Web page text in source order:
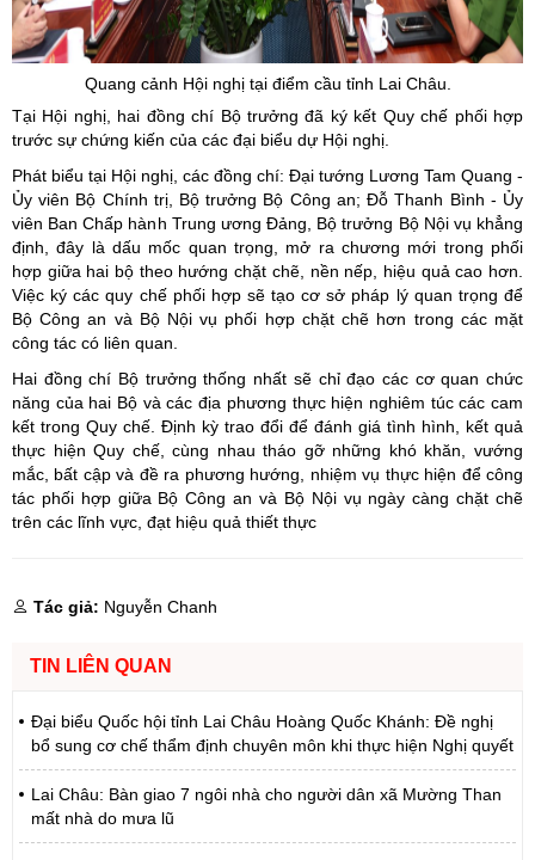
Quang cảnh Hội nghị tại điểm cầu tỉnh Lai Châu.
Tại Hội nghị, hai đồng chí Bộ trưởng đã ký kết Quy chế phối hợp
trước sự chứng kiến của các đại biểu dự Hội nghị.
Phát biểu tại Hội nghị, các đồng chí: Đại tướng Lương Tam Quang -
Ủy viên Bộ Chính trị, Bộ trưởng Bộ Công an; Đỗ Thanh Bình - Ủy
viên Ban Chấp hành Trung ương Đảng, Bộ trưởng Bộ Nội vụ khẳng
định, đây là dấu mốc quan trọng, mở ra chương mới trong phối
hợp giữa hai bộ theo hướng chặt chẽ, nền nếp, hiệu quả cao hơn.
Việc ký các quy chế phối hợp sẽ tạo cơ sở pháp lý quan trọng để
Bộ Công an và Bộ Nội vụ phối hợp chặt chẽ hơn trong các mặt
công tác có liên quan.
Hai đồng chí Bộ trưởng thống nhất sẽ chỉ đạo các cơ quan chức
năng của hai Bộ và các địa phương thực hiện nghiêm túc các cam
kết trong Quy chế. Định kỳ trao đổi để đánh giá tình hình, kết quả
thực hiện Quy chế, cùng nhau tháo gỡ những khó khăn, vướng
mắc, bất cập và đề ra phương hướng, nhiệm vụ thực hiện để công
tác phối hợp giữa Bộ Công an và Bộ Nội vụ ngày càng chặt chẽ
trên các lĩnh vực, đạt hiệu quả thiết thực
Tác giả: Nguyễn Chanh
TIN LIÊN QUAN
Đại biểu Quốc hội tỉnh Lai Châu Hoàng Quốc Khánh: Đề nghị
bổ sung cơ chế thẩm định chuyên môn khi thực hiện Nghị quyết
Lai Châu: Bàn giao 7 ngôi nhà cho người dân xã Mường Than
mất nhà do mưa lũ